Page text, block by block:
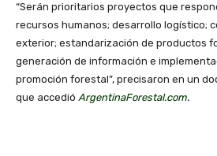
“Serán prioritarios proyectos que
recursos humanos; desarrollo logístico;
exterior; estandarización de productos
generación de información e
promoción forestal”, precisaron en un
que accedió ArgentinaForestal.com.